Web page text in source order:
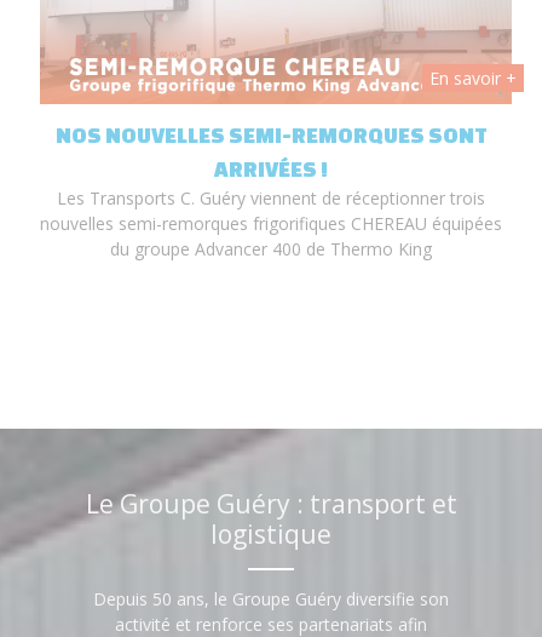
En savoir +
NOS NOUVELLES SEMI-REMORQUES SONT
ARRIVÉES !
Les Transports C. Guéry viennent de réceptionner trois
nouvelles semi-remorques frigorifiques CHEREAU équipées
du groupe Advancer 400 de Thermo King
Le Groupe Guéry : transport et
logistique
Depuis 50 ans, le Groupe Guéry diversifie son
activité et renforce ses partenariats afin